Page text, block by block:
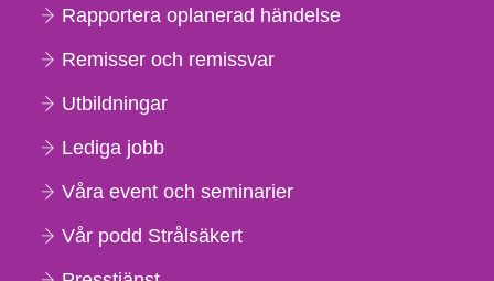
Rapportera oplanerad händelse
Remisser och remissvar
Utbildningar
Lediga jobb
Våra event och seminarier
Vår podd Strålsäkert